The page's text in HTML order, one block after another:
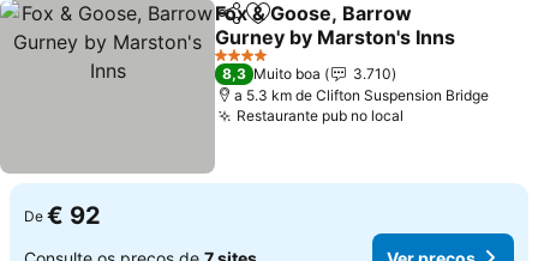
PartilharAdicionar aos favoritos
Fox & Goose, Barrow
Gurney by Marston's Inns
4 Estrelas
8,3 Muito boa
3.710
a 5.3 km de Clifton Suspension Bridge
Restaurante pub no local
De € 92